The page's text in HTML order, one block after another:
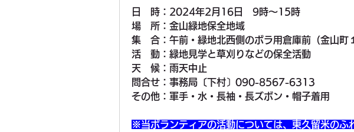
日　時：2024年2月16日　9時～15時
場　所：金山緑地保全地域
集　合：午前・緑地北西側のボラ用倉庫前（金山町
活　動：緑地見学と草刈りなどの保全活動
天　候：雨天中止
問合せ：事務局〔下村〕090-8567-6313
その他：軍手・水・長袖・長ズボン・帽子着用
※当ボランティアの活動については、東久留米のふ